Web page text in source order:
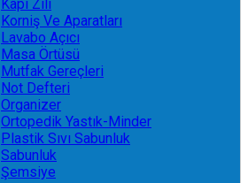
Kapı Zili
Korniş Ve Aparatları
Lavabo Açıcı
Masa Örtüsü
Mutfak Gereçleri
Not Defteri
Organizer
Ortopedik Yastık-Minder
Plastik Sıvı Sabunluk
Sabunluk
Şemsiye